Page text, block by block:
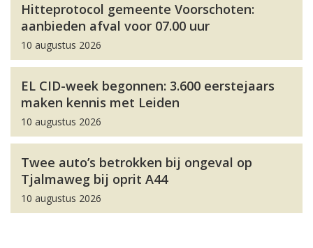
Hitteprotocol gemeente Voorschoten:
aanbieden afval voor 07.00 uur
10 augustus 2026
EL CID-week begonnen: 3.600 eerstejaars
maken kennis met Leiden
10 augustus 2026
Twee auto’s betrokken bij ongeval op
Tjalmaweg bij oprit A44
10 augustus 2026